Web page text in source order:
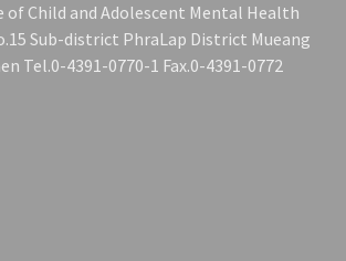
Child and Adolescent Mental Health
Sub-district PhraLap District Mueang
Tel.0-4391-0770-1 Fax.0-4391-0772